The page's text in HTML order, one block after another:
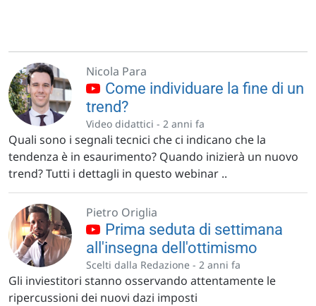
Nicola Para
Come individuare la fine di un
trend?
Video didattici - 2 anni fa
Quali sono i segnali tecnici che ci indicano che la
tendenza è in esaurimento? Quando inizierà un nuovo
trend? Tutti i dettagli in questo webinar ..
Pietro Origlia
Prima seduta di settimana
all'insegna dell'ottimismo
Scelti dalla Redazione - 2 anni fa
Gli inviestitori stanno osservando attentamente le
ripercussioni dei nuovi dazi imposti